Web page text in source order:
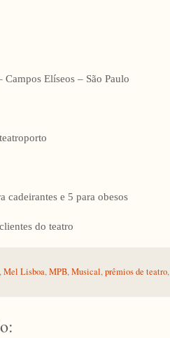
Elíseos – São Paulo
cadeirantes e 5 para obesos
do teatro
,Mel Lisboa,MPB,Musical,prêmios de teatro,